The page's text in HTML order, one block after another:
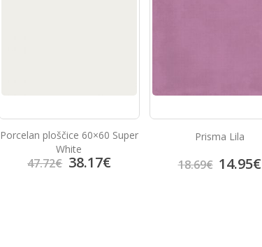
Porcelan ploščice 60×60 Super
White
47.72€ 38.17€
Prisma Lila
18.69€ 14.95€